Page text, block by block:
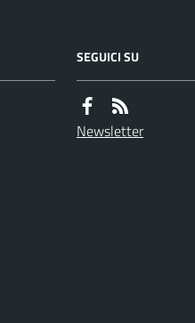
SEGUICI SU
Newsletter